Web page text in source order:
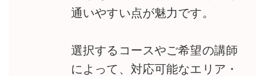
通いやすい点が魅力です。
選択するコースやご希望の講師
によって、対応可能なエリア・